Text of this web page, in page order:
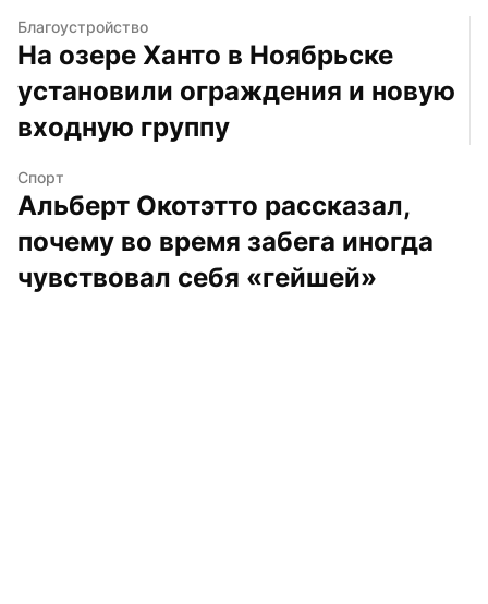
Благоустройство
На озере Ханто в Ноябрьске
установили ограждения и новую
входную группу
Спорт
Альберт Окотэтто рассказал,
почему во время забега иногда
чувствовал себя «гейшей»